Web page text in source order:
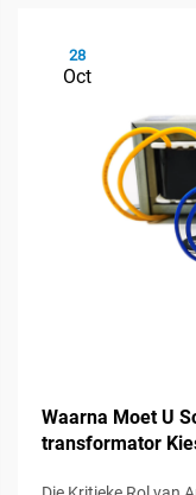
28
Oct
Waarna Moet U
transformator